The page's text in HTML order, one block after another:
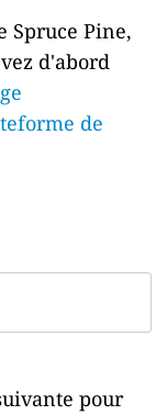
Spruce Pine,
d'abord
de
pour